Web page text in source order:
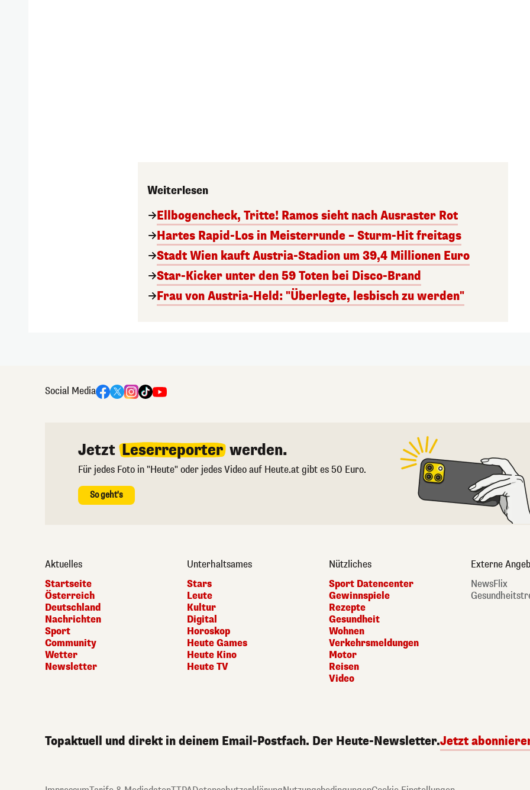
Weiterlesen
Ellbogencheck, Tritte! Ramos sieht nach Ausraster Rot
Hartes Rapid-Los in Meisterrunde – Sturm-Hit freitags
Stadt Wien kauft Austria-Stadion um 39,4 Millionen Euro
Star-Kicker unter den 59 Toten bei Disco-Brand
Frau von Austria-Held: "Überlegte, lesbisch zu werden"
Social Media
Jetzt Leserreporter werden.
Für jedes Foto in "Heute" oder jedes Video auf Heute.at gibt es 50 Euro.
So geht's
Aktuelles
Startseite
Österreich
Deutschland
Nachrichten
Sport
Community
Wetter
Newsletter
Unterhaltsames
Stars
Leute
Kultur
Digital
Horoskop
Heute Games
Heute Kino
Heute TV
Nützliches
Sport Datencenter
Gewinnspiele
Rezepte
Gesundheit
Wohnen
Verkehrsmeldungen
Motor
Reisen
Video
Externe
NewsFlix
Topaktuell und direkt in deinem Email-Postfach. Der Heute-Newsletter.Jetzt